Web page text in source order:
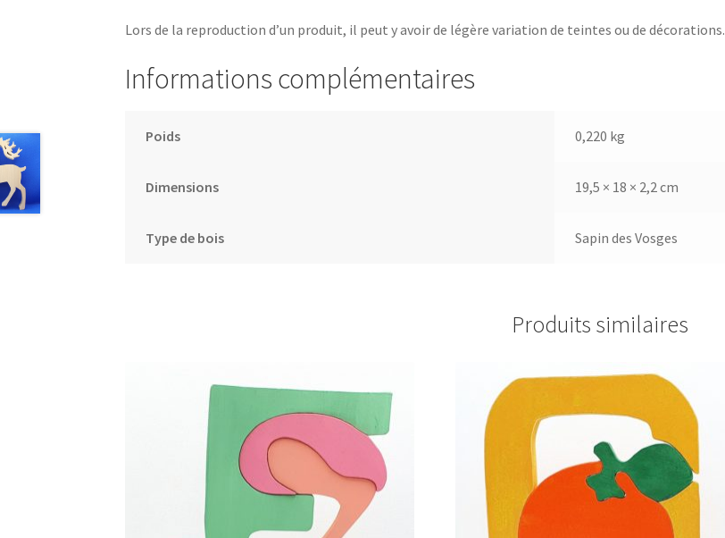
Lors de la reproduction d’un produit, il peut y avoir de légère variation de teintes ou de décorations.
Informations complémentaires
Poids 0,220 kg
Dimensions 19,5 × 18 × 2,2 cm
Type de bois Sapin des Vosges
Produits similaires